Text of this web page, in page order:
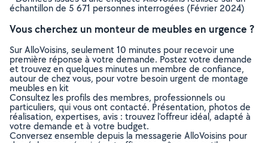
échantillon de 5 671 personnes interrogées (Février 2024)
Vous cherchez un monteur de meubles en urgence ?
Sur AlloVoisins, seulement 10 minutes pour recevoir une
première réponse à votre demande. Postez votre demande
et trouvez en quelques minutes un membre de confiance,
autour de chez vous, pour votre besoin urgent de montage
meubles en kit
Consultez les profils des membres, professionnels ou
particuliers, qui vous ont contacté. Présentation, photos de
réalisation, expertises, avis : trouvez l'offreur idéal, adapté à
votre demande et à votre budget.
Conversez ensemble depuis la messagerie AlloVoisins pour